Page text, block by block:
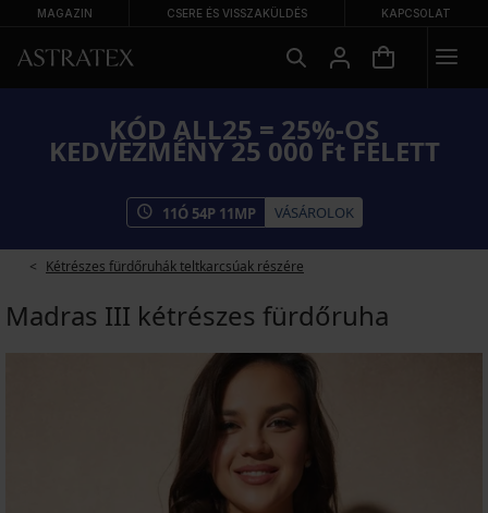
MAGAZIN CSERE ÉS VISSZAKÜLDÉS KAPCSOLAT
KÓD ALL25 = 25%-OS
KEDVEZMÉNY 25 000 Ft FELETT
11Ó 54P 10MP VÁSÁROLOK
Kétrészes fürdőruhák teltkarcsúak részére
Madras III kétrészes fürdőruha